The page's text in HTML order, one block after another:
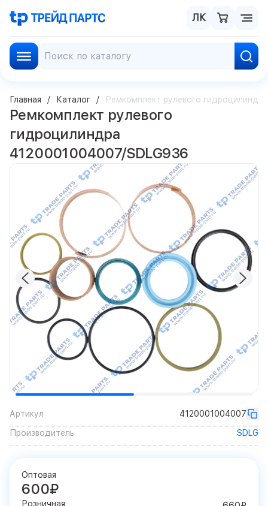
ЛК
Главная Каталог Ремкомплект рулевого
Ремкомплект рулевого
гидроцилиндра
4120001004007/SDLG936
Артикул
4120001004007
Производитель
SDLG
Оптовая
600₽
Розничная